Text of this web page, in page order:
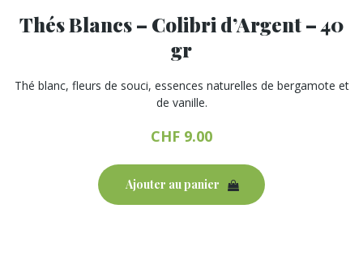
Thés Blancs – Colibri d’Argent – 40
gr
Thé blanc, fleurs de souci, essences naturelles de bergamote et
de vanille.
CHF 9.00
Ajouter au panier